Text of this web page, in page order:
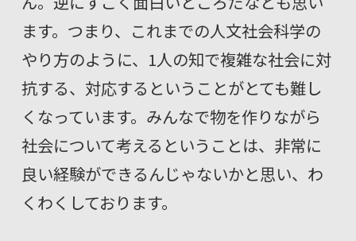
ます。つまり、これまでの人文社会科学の
やり方のように、1人の知で複雑な社会に対
抗する、対応するということがとても難し
くなっています。みんなで物を作りながら
社会について考えるということは、非常に
良い経験ができるんじゃないかと思い、わ
くわくしております。